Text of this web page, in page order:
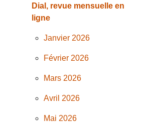
Dial, revue mensuelle en
ligne
Janvier 2026
Février 2026
Mars 2026
Avril 2026
Mai 2026